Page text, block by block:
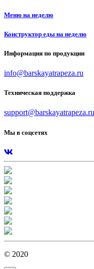
Меню на неделю
Конструктор еды на неделю
Информация по продукции
info@barskayatrapeza.ru
Техническая поддержка
support@barskayatrapeza.ru
Мы в соцсетях
© 2020